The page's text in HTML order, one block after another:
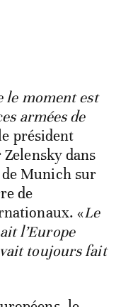
le moment est
armées de
président
dans
Munich sur
de
«Le
l’Europe
toujours fait